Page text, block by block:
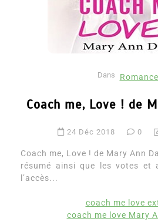
Dans Romance
Coach me, Love ! de
24 Déc 2018 0
Coach me, Love ! de Mary Ann
résumé ainsi que les votes et
l’accès...
coach me love
coach me love Mary